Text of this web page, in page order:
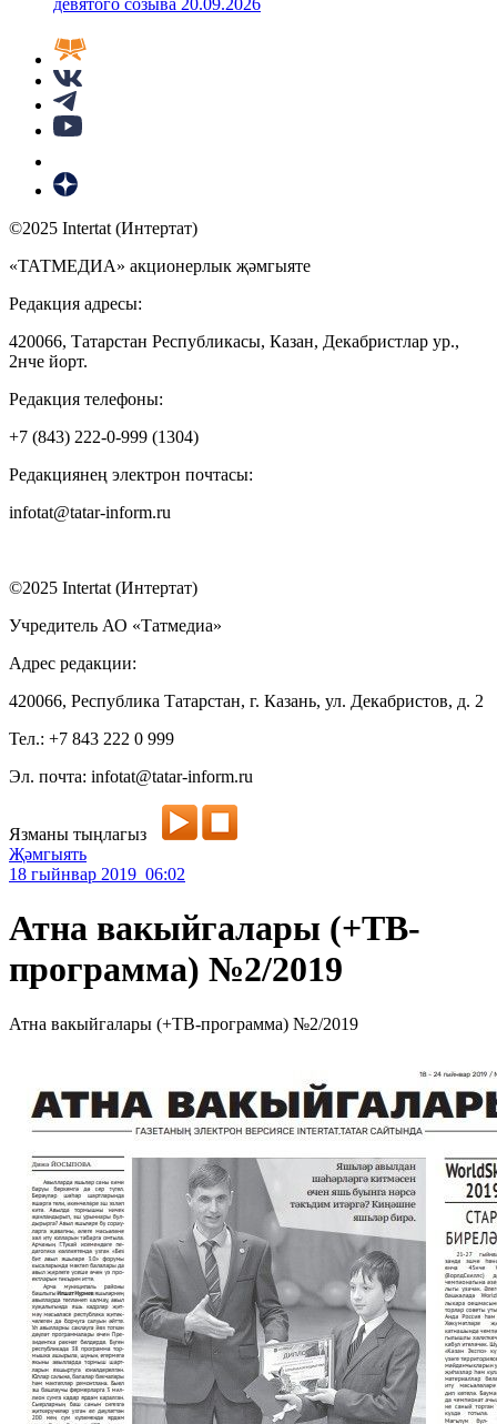
девятого созыва 20.09.2026
©2025 Intertat (Интертат)
«ТАТМЕДИА» акционерлык җәмгыяте
Редакция адресы:
420066, Татарстан Республикасы, Казан, Декабристлар ур.,
2нче йорт.
Редакция телефоны:
+7 (843) 222-0-999 (1304)
Редакциянең электрон почтасы:
infotat@tatar-inform.ru
©2025 Intertat (Интертат)
Учредитель АО «Татмедиа»
Адрес редакции:
420066, Республика Татарстан, г. Казань, ул. Декабристов, д. 2
Тел.: +7 843 222 0 999
Эл. почта: infotat@tatar-inform.ru
Язманы тыңлагыз
Җәмгыять
18 гыйнвар 2019 06:02
Атна вакыйгалары (+ТВ-
программа) №2/2019
Атна вакыйгалары (+ТВ-программа) №2/2019